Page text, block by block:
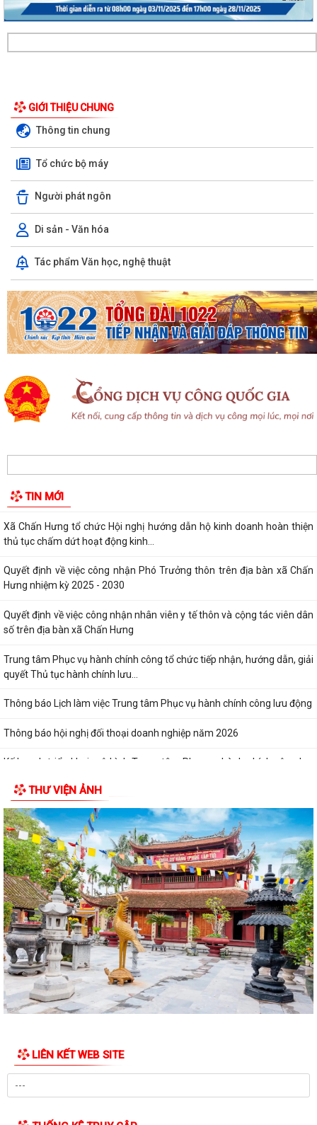
GIỚI THIỆU CHUNG
Thông tin chung
Tổ chức bộ máy
Người phát ngôn
Di sản - Văn hóa
Tác phẩm Văn học, nghệ thuật
TIN MỚI
Ủy ban Mặt trận Tổ quốc xã Chấn Hưng đồng hành cùng nhân dân
trong chuyển đổi số vì sức khỏe cộng...
Xã Chấn Hưng: Đẩy mạnh cải cách hành chính và chuyển đổi số qua
Hội đồng nhân dân xã Chấn Hưng khóa II, nhiệm kỳ 2026 - 2031 tổ
chức Kỳ họp thứ 3 HĐND xã
27/7/2026), xã Chấn Hưng tổ chức...
địa tiến độ giải phóng mặt bằng,...
Xã Chấn Hưng tổ chức Hội nghị hướng dẫn hộ kinh doanh hoàn thiện
thủ tục chấm dứt hoạt động kinh...
Quyết định về việc công nhận Phó Trưởng thôn trên địa bàn xã Chấn
Hưng nhiệm kỳ 2025 - 2030
Quyết định về việc công nhận nhân viên y tế thôn và cộng tác viên dân
số trên địa bàn xã Chấn Hưng
Trung tâm Phục vụ hành chính công tổ chức tiếp nhận, hướng dẫn, giải
quyết Thủ tục hành chính lưu...
Thông báo Lịch làm việc Trung tâm Phục vụ hành chính công lưu động
Thông báo hội nghị đối thoại doanh nghiệp năm 2026
Kế hoạch triển khai mô hình Trung tâm Phục vụ hành chính công lưu
XÃ CHẤN HƯNG TỔ CHỨC HỘI NGHỊ TIẾP XÚC CÂU LẠC BỘ HƯU TRÍ VÀ
CÁC ĐỒNG CHÍ NGUYÊN LÃNH ĐẠO XÃ TRƯỚC...
Trung tâm dịch vụ sự nghiệp công xã Chấn Hưng hướng dẫn biện pháp
kỹ thuật khắc phục diện tích lúa...
Trường THCS Đông Tây Hưng tham gia Hội thi Giáo viên dạy giỏi cấp
Thành phố năm học 2025 – 2026
XÃ CHẤN HƯNG SÔI NỔI THAM GIA CÁC HOẠT ĐỘNG THỂ DỤC THỂ
THAO THÀNH PHỐ HẢI PHÒNG NĂM 2026
Hưỡng dẫn kích hoạt sử dụng sổ sức khỏe điện tử trên ứng dụng
VNEID
Cụm di tích Đình - Đền - Chùa Xuân Úc là một quần thể di tích lịch sử,
văn hóa, tín ngưỡng tiêu...
THƯ VIỆN ẢNH
LIÊN KẾT WEB SITE